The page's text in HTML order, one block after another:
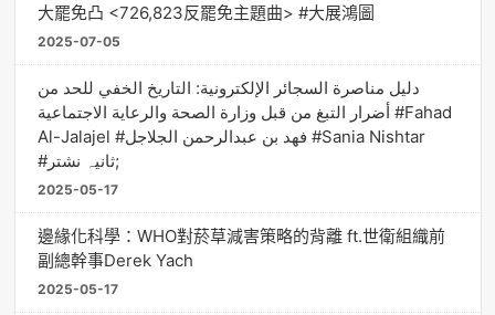
大罷免凸 <726,823反罷免主題曲> #大展鴻圖
2025-07-05
دليل مناصرة السجائر الإلكترونية: التاريخ الخفي للحد من
أضرار التبغ من قبل وزارة الصحة والرعاية الاجتماعية #Fahad
Al-Jalajel #فهد بن عبدالرحمن الجلاجل #Sania Nishtar
#ثانیہ نشتر;
2025-05-17
邊緣化科學：WHO對菸草減害策略的背離 ft.世衛組織前
副總幹事Derek Yach
2025-05-17